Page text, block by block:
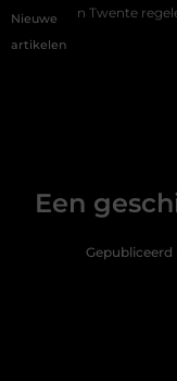
Nieuwe
artikelen
regelen Wat zero-
Een